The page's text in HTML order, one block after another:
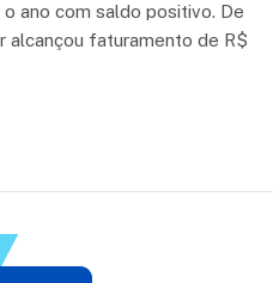
ano com saldo positivo. De
alcançou faturamento de R$